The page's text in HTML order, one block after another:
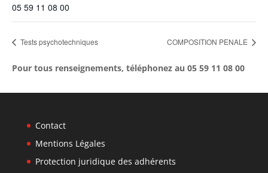
05 59 11 08 00
Tests psychotechniques COMPOSITION PENALE
Pour tous renseignements, téléphonez au 05 59 11 08 00
Contact
Mentions Légales
Protection juridique des adhérents